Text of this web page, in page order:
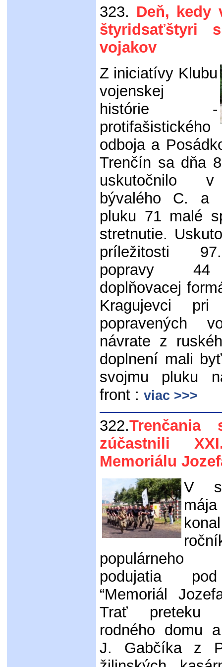
323. Deň, kedy
štyridsaťštyri
vojakov
Z iniciatívy Klubu
vojenskej
histórie -
protifašistického
odboja a
Trenčín sa dňa
uskutočnilo
bývalého C. a
pluku 71 malé
stretnutie.
príležitosti
popravy 44
doplňovacej
Kragujevci pri
popravených
návrate z
doplnení mali
svojmu pluku
front : viac >>>
322.Trenčania
zúčastnili
Memoriálu
V
populárneho
podujatia
“Memoriál
Trať preteku
rodného domu
J. Gabčíka z